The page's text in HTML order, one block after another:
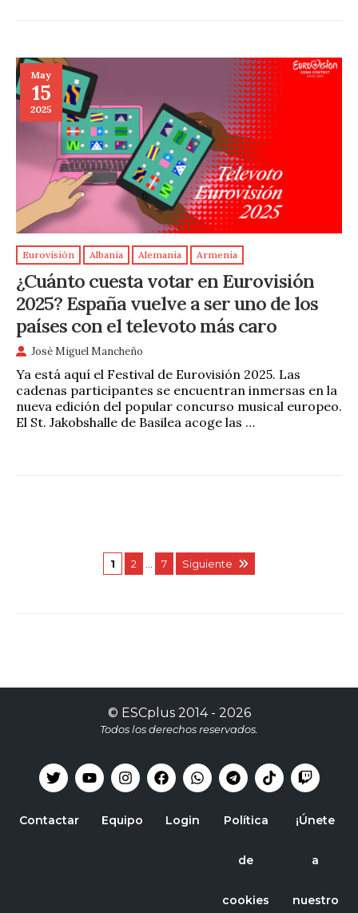
May
15
2025
Eurovisión Albania Alemania Armenia
¿Cuánto cuesta votar en Eurovisión
2025? España vuelve a ser uno de los
países con el televoto más caro
José Miguel Mancheño
Ya está aquí el Festival de Eurovisión 2025. Las
cadenas participantes se encuentran inmersas en la
nueva edición del popular concurso musical europeo.
El St. Jakobshalle de Basilea acoge las …
1 2 7 Siguiente
© ESCplus2014 - 2026
Todos los derechos reservados.
Contactar Equipo Login Política
de
cookies
¡Únete
a
nuestro